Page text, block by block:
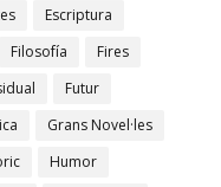
Escriptura
Filosofía
Fires
Futur
Grans Novel·les
Humor